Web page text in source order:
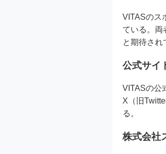
VITASのス
ている。両
と期待され
公式サイ
VITASの公
X（旧
る。
株式会社